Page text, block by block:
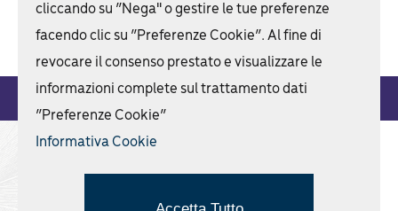
Cremazione, inumazione, tumulazione
Società trasparente
cliccando su “Nega" o gestire le tue preferenze
facendo clic su “Preferenze Cookie”. Al fine di
revocare il consenso prestato e visualizzare le
informazioni complete sul trattamento dati
“Preferenze Cookie”
Informativa Cookie